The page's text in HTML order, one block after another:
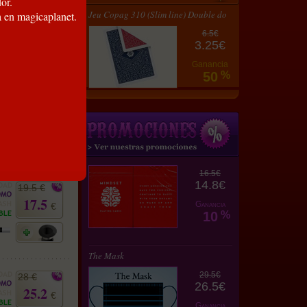
31
19.5 €
17.5 €
28 €
25.2 €
Jeu Copag 310 (Slim line) Double do
6.5€
3.25€
Ganancia
50 %
16.5€
14.8€
Ganancia
10 %
The Mask
29.5€
26.5€
magicaplanet.